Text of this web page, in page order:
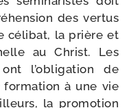
des ver­tus
céli­bat, la prière et
au Christ. Les
l’obligation de
for­ma­tion à une vie
la pro­mo­tion